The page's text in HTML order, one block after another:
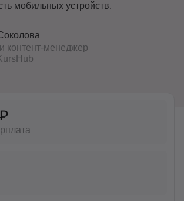
мобильных устройств.
контент-менеджер
языки
школ